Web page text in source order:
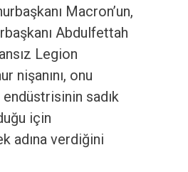
Macron’un,
Abdulfettah
Legion
nişanını, onu
endüstrisinin sadık
için
adına verdiğini